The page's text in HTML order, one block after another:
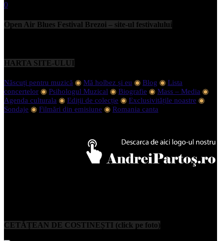
0
Open Air Blues Festival Brezoi – site-ul festivalului
HARTA SITE-ULUI
Născuți pentru muzică ◉ Mă holbez și eu ◉ Blog ◉ Lista
concertelor ◉ Psihologul Muzical ◉ Biografie ◉ Mass – Media ◉
Agenda culturala ◉ Ediții de colecție ◉ Exclusivitățile noastre ◉
Sondaje ◉ Filmări din emisiune ◉ Romania canta
CETĂȚEAN DE COSTINEȘTI (click pe foto)